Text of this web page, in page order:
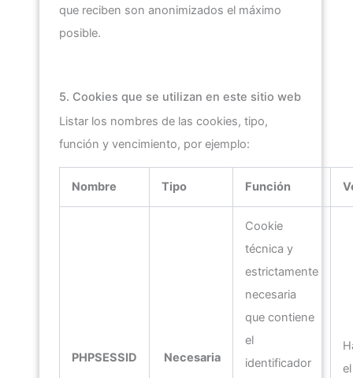
que reciben son anonimizados el máximo
posible.
5. Cookies que se utilizan en este sitio web
Listar los nombres de las cookies, tipo,
función y vencimiento, por ejemplo:
Nombre Tipo Función
PHPSESSID Necesaria
Cookie
técnica y
estrictamente
necesaria
que contiene
el
identificador